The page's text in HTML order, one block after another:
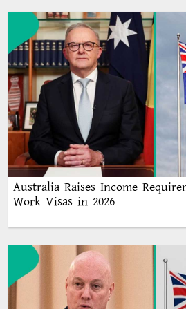
Australia Raises Income
Work Visas in 2026